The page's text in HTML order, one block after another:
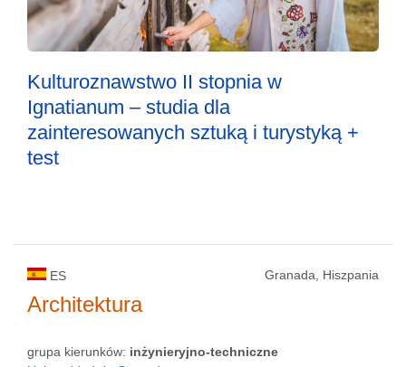
Kulturoznawstwo II stopnia w
Ignatianum – studia dla
zainteresowanych sztuką i turystyką +
test
ES Granada, Hiszpania
Architektura
grupa kierunków: inżynieryjno-techniczne